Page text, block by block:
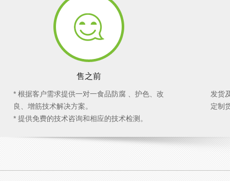
售之前
* 根据客户需求提供一对一食品防腐 、护色、改
良、增筋技术解决方案。
* 提供免费的技术咨询和相应的技术检测。
发货
定制